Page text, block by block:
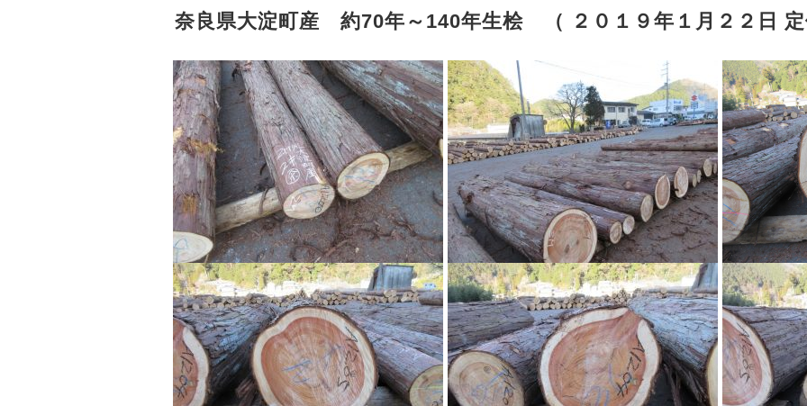
奈良県大淀町産 約70年～140年生桧 （ ２０１９年１月２２日